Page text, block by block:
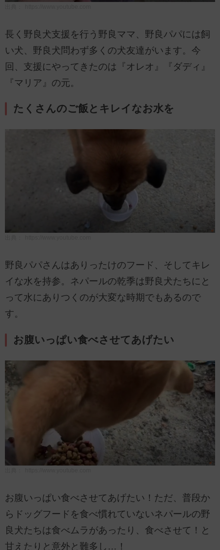
長く野良犬支援を行う野良ママ、野良パパには飼
い犬、野良犬問わず多くの犬友達がいます。今
回、支援にやってきたのは『オレオ』『ダディ』
『マリア』の元。
たくさんのご飯とキレイなお水を
野良パパさんはありったけのフード、そしてキレ
イな水を持参。ネパールの乾季は野良犬たちにと
って水にありつくのが大変な時期でもあるので
す。
お腹いっぱい食べさせてあげたい
お腹いっぱい食べさせてあげたい！ただ、普段か
らドッグフードを食べ慣れていないネパールの野
良犬たちは食べムラがあったり、食べさせて！と
甘えたりと意外と難多し…！